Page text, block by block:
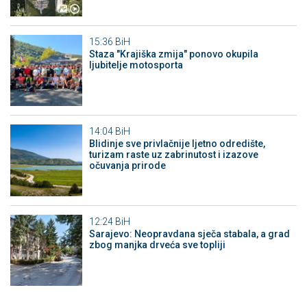
15:36 BiH
Staza "Krajiška zmija" ponovo okupila
ljubitelje motosporta
14:04 BiH
Blidinje sve privlačnije ljetno odredište,
turizam raste uz zabrinutost i izazove
očuvanja prirode
12:24 BiH
Sarajevo: Neopravdana sječa stabala, a grad
zbog manjka drveća sve topliji